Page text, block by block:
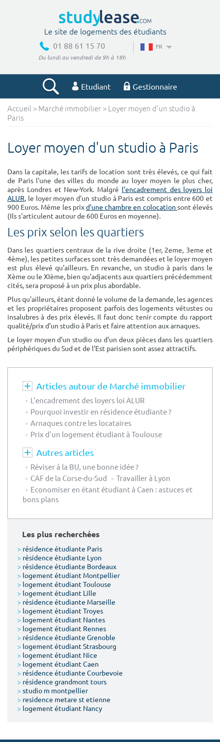
Le site de logements des étudiants
01 88 61 15 70
Du lundi au vendredi de 9h à 18h
FR
Etudiant Gestionnaire
Votre recherche
Budget min
€
Budget max
€
Surface min
m²
Surface max
m²
Type de location
Colocation
Votre date d'entrée
Accueil > Marché immobilier > Loyer moyen d'un studio à
Paris
Loyer moyen d'un studio à Paris
Dans la capitale, les tarifs de location sont très élevés, ce qui fait
de Paris l'une des villes du monde au loyer moyen le plus cher,
après Londres et New-York. Malgré l'encadrement des loyers loi
ALUR, le loyer moyen d'un studio à Paris est compris entre 600 et
900 Euros. Même les prixd'une chambre en colocation sont élevés
(Ils s'articulent autour de 600 Euros en moyenne).
Les prix selon les quartiers
Dans les quartiers centraux de la rive droite (1er, 2eme, 3eme et
4ème), les petites surfaces sont très demandées et le loyer moyen
est plus élevé qu'ailleurs. En revanche, un studio à paris dans le
Xème ou le XIème, bien qu'adjacents aux quartiers précédemment
cités, sera proposé à un prix plus abordable.
Plus qu'ailleurs, étant donné le volume de la demande, les agences
et les propriétaires proposent parfois des logements vétustes ou
insalubres à des prix élevés. Il faut donc tenir compte du rapport
qualité/prix d'un studio à Paris et faire attention aux arnaques.
Le loyer moyen d'un studio ou d'un deux pièces dans les quartiers
périphériques du Sud et de l'Est parisien sont assez attractifs.
Articles autour de Marché immobilier
L'encadrement des loyers loi ALUR
Pourquoi investir en résidence étudiante ?
Arnaques contre les locataires
Prix d'un logement étudiant à Toulouse
Autres articles
Réviser à la BU, une bonne idée ?
CAF de la Corse-du-Sud
Travailler à Lyon
Economiser en étant étudiant à Caen : astuces et
bons plans
Les plus recherchées
> résidence étudiante Paris
> résidence étudiante Lyon
> résidence étudiante Bordeaux
> logement étudiant Montpellier
> logement étudiant Toulouse
> logement étudiant Lille
> résidence étudiante Marseille
> logement étudiant Troyes
> logement étudiant Nantes
> logement étudiant Rennes
> résidence étudiante Grenoble
> logement étudiant Strasbourg
> logement étudiant Nice
> logement étudiant Caen
> résidence étudiante Courbevoie
> résidence grandmont tours
> studio m montpellier
> residence metare st etienne
> logement étudiant Nancy